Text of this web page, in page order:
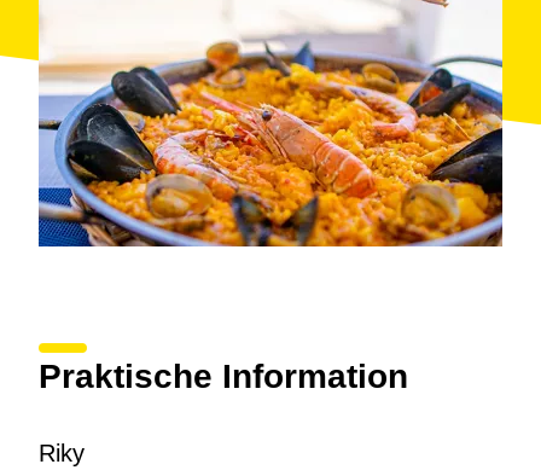
Praktische Information
Riky